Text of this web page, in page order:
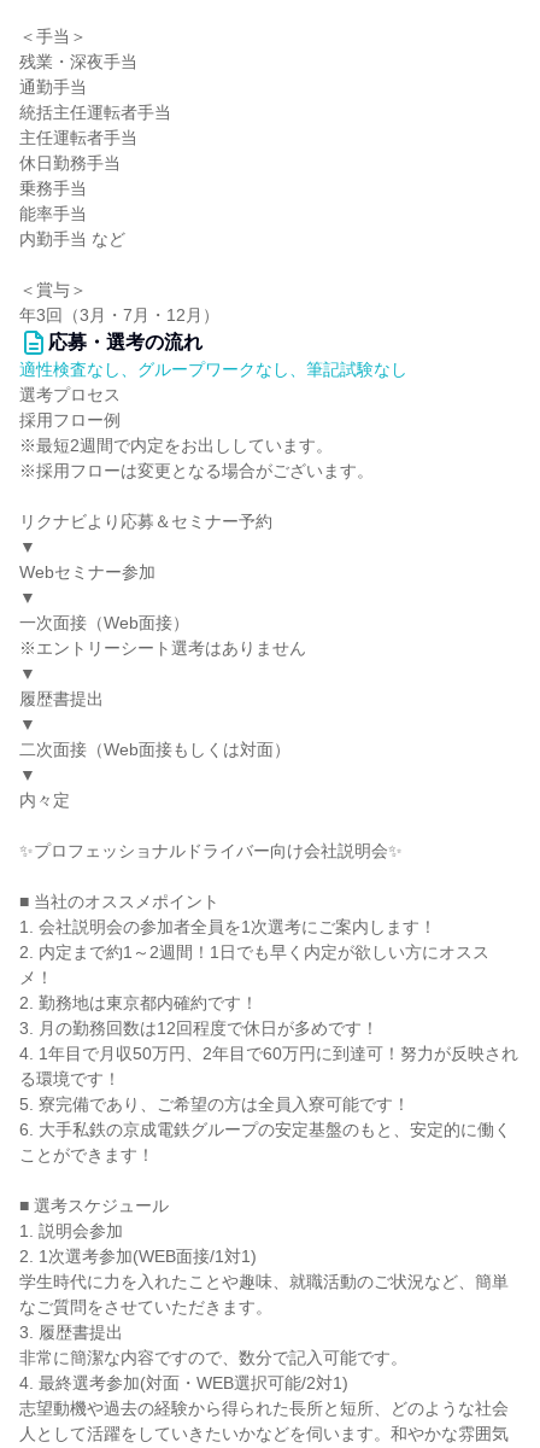
＜手当＞
残業・深夜手当
通勤手当
統括主任運転者手当
主任運転者手当
休日勤務手当
乗務手当
能率手当
内勤手当 など
＜賞与＞
年3回（3月・7月・12月）
応募・選考の流れ
適性検査なし、グループワークなし、筆記試験なし
選考プロセス
採用フロー例
※最短2週間で内定をお出ししています。
※採用フローは変更となる場合がございます。
リクナビより応募＆セミナー予約
▼
Webセミナー参加
▼
一次面接（Web面接）
※エントリーシート選考はありません
▼
履歴書提出
▼
二次面接（Web面接もしくは対面）
▼
内々定
✨プロフェッショナルドライバー向け会社説明会✨
■ 当社のオススメポイント
1. 会社説明会の参加者全員を1次選考にご案内します！
2. 内定まで約1～2週間！1日でも早く内定が欲しい方にオスス
メ！
2. 勤務地は東京都内確約です！
3. 月の勤務回数は12回程度で休日が多めです！
4. 1年目で月収50万円、2年目で60万円に到達可！努力が反映され
る環境です！
5. 寮完備であり、ご希望の方は全員入寮可能です！
6. 大手私鉄の京成電鉄グループの安定基盤のもと、安定的に働く
ことができます！
■ 選考スケジュール
1. 説明会参加
2. 1次選考参加(WEB面接/1対1)
学生時代に力を入れたことや趣味、就職活動のご状況など、簡単
なご質問をさせていただきます。
3. 履歴書提出
非常に簡潔な内容ですので、数分で記入可能です。
4. 最終選考参加(対面・WEB選択可能/2対1)
志望動機や過去の経験から得られた長所と短所、どのような社会
人として活躍をしていきたいかなどを伺います。和やかな雰囲気